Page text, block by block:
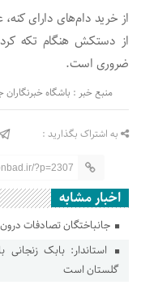
از خرید دام‌های دارای
از دستکش هنگام تکه
ضروری است.
منبع خبر : باشگاه خبرنگاران
به اشتراک بگذارید :
?p=2307
اخبار مشابه
جانباختگان تصادفات درون‌شهری
گلستان است